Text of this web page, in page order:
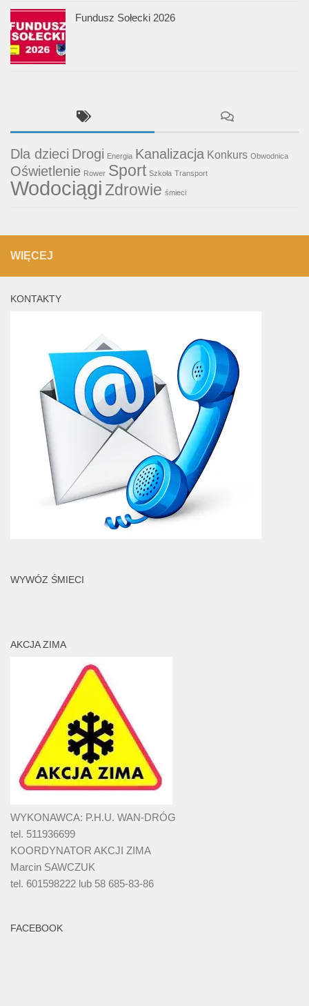
Fundusz Sołecki 2026
Dla dzieci Drogi Energia Kanalizacja Konkurs Obwodnica
Oświetlenie Rower Sport Szkoła Transport
WodociągiZdrowie śmieci
WIĘCEJ
KONTAKTY
WYWÓZ ŚMIECI
AKCJA ZIMA
WYKONAWCA: P.H.U. WAN-DRÓG
tel. 511936699
KOORDYNATOR AKCJI ZIMA
Marcin SAWCZUK
tel. 601598222 lub 58 685-83-86
FACEBOOK